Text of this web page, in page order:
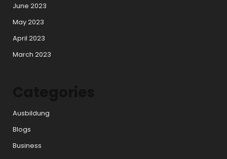
June 2023
May 2023
April 2023
March 2023
Ausbildung
Blogs
Business